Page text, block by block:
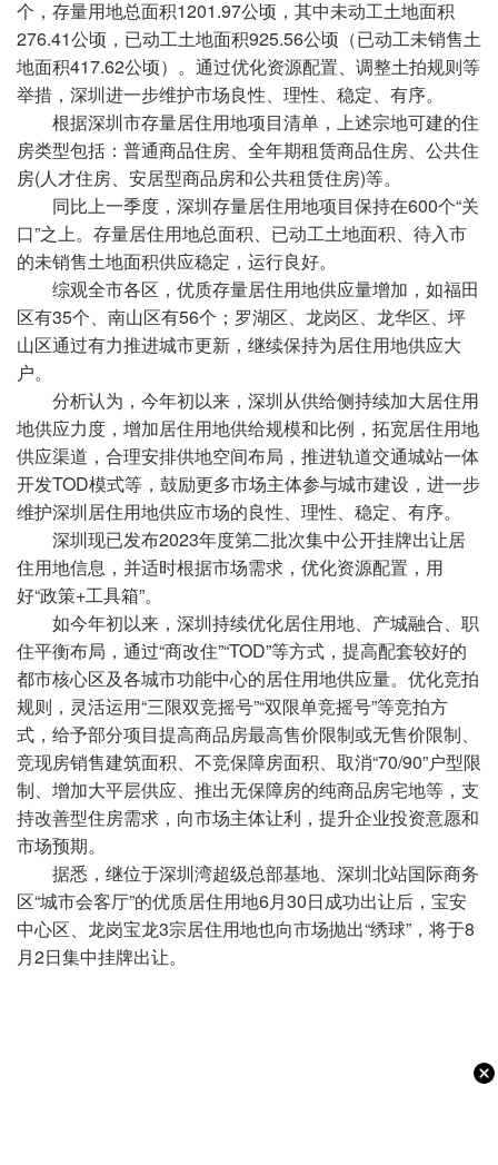
个，存量用地总面积1201.97公顷，其中未动工土地面积
276.41公顷，已动工土地面积925.56公顷（已动工未销售土
地面积417.62公顷）。通过优化资源配置、调整土拍规则等
举措，深圳进一步维护市场良性、理性、稳定、有序。
根据深圳市存量居住用地项目清单，上述宗地可建的住
房类型包括：普通商品住房、全年期租赁商品住房、公共住
房(人才住房、安居型商品房和公共租赁住房)等。
同比上一季度，深圳存量居住用地项目保持在600个“关
口”之上。存量居住用地总面积、已动工土地面积、待入市
的未销售土地面积供应稳定，运行良好。
综观全市各区，优质存量居住用地供应量增加，如福田
区有35个、南山区有56个；罗湖区、龙岗区、龙华区、坪
山区通过有力推进城市更新，继续保持为居住用地供应大
户。
分析认为，今年初以来，深圳从供给侧持续加大居住用
地供应力度，增加居住用地供给规模和比例，拓宽居住用地
供应渠道，合理安排供地空间布局，推进轨道交通城站一体
开发TOD模式等，鼓励更多市场主体参与城市建设，进一步
维护深圳居住用地供应市场的良性、理性、稳定、有序。
深圳现已发布2023年度第二批次集中公开挂牌出让居
住用地信息，并适时根据市场需求，优化资源配置，用
好“政策+工具箱”。
如今年初以来，深圳持续优化居住用地、产城融合、职
住平衡布局，通过“商改住”“TOD”等方式，提高配套较好的
都市核心区及各城市功能中心的居住用地供应量。优化竞拍
规则，灵活运用“三限双竞摇号”“双限单竞摇号”等竞拍方
式，给予部分项目提高商品房最高售价限制或无售价限制、
竞现房销售建筑面积、不竞保障房面积、取消“70/90”户型限
制、增加大平层供应、推出无保障房的纯商品房宅地等，支
持改善型住房需求，向市场主体让利，提升企业投资意愿和
市场预期。
据悉，继位于深圳湾超级总部基地、深圳北站国际商务
区“城市会客厅”的优质居住用地6月30日成功出让后，宝安
中心区、龙岗宝龙3宗居住用地也向市场抛出“绣球”，将于8
月2日集中挂牌出让。